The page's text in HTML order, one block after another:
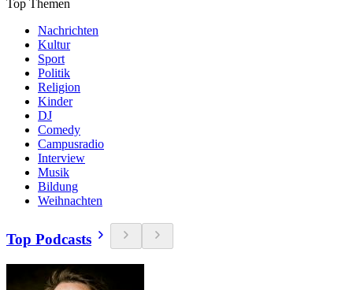
Top Themen
Nachrichten
Kultur
Sport
Politik
Religion
Kinder
DJ
Comedy
Campusradio
Interview
Musik
Bildung
Weihnachten
Top Podcasts